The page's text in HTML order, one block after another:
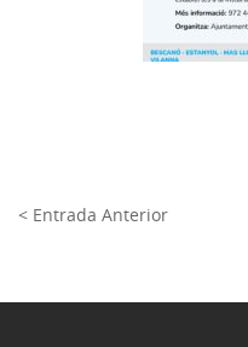
< Entrada Anterior